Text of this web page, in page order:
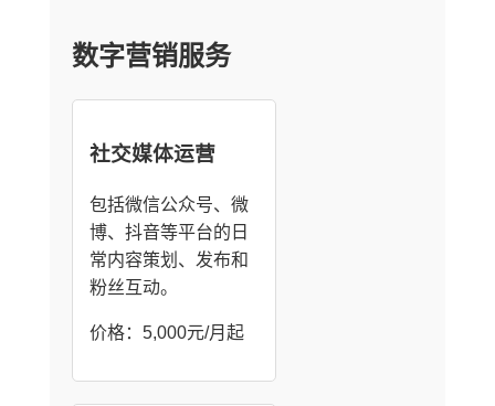
数字营销服务
社交媒体运营
包括微信公众号、微
博、抖音等平台的日
常内容策划、发布和
粉丝互动。
价格：5,000元/月起